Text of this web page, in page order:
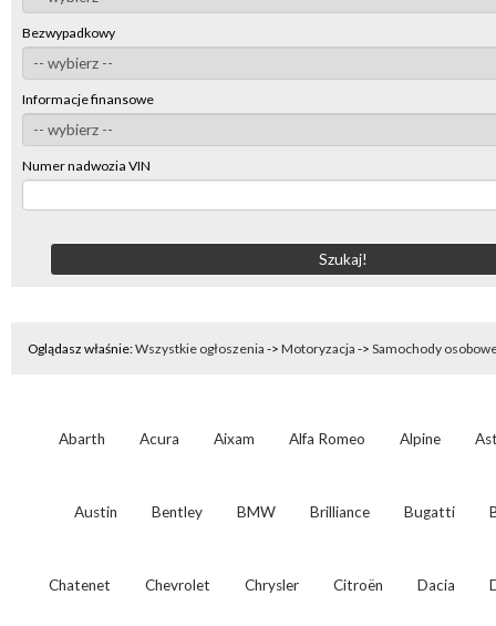
Bezwypadkowy
Informacje finansowe
Numer nadwozia VIN
Oglądasz właśnie:Wszystkie ogłoszenia -> Motoryzacja -> Samochody
Abarth Acura Aixam Alfa Romeo Alpine
Austin Bentley BMW Brilliance Bugatti
Chatenet Chevrolet Chrysler Citroën Dacia